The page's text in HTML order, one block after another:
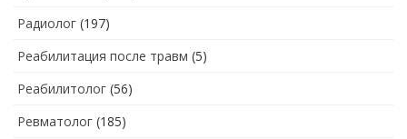
Радиолог (197)
Реабилитация после травм (5)
Реабилитолог (56)
Ревматолог (185)